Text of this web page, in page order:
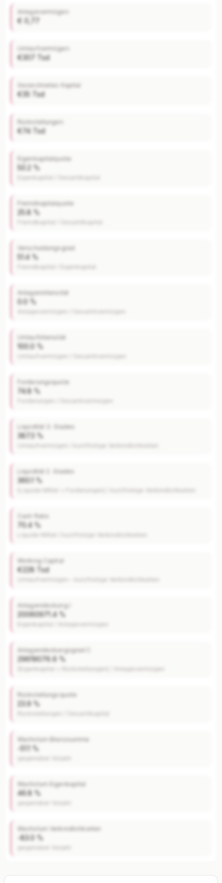
Anlagevermögen
€ 0,77
Umlaufvermögen
€307 Tsd
Gezeichnetes Kapital
€35 Tsd
Rückstellungen
€74 Tsd
Eigenkapitalquote
50.2 %
Fremdkapitalquote
25.8 %
Verschuldungsgrad
51.4 %
Anlagenintensität
0.0 %
Umlaufintensität
100.0 %
Forderungsquote
74.8 %
Liquidität 3. Grades
387.3 %
Liquidität 2. Grades
360.1 %
Cash Ratio
70.4 %
Working Capital
€228 Tsd
Anlagendeckung I
20060971.4 %
Anlagendeckungsgrad C
29619076.6 %
Rückstellungsquote
23.9 %
Wachstum Bilanzsumme
-51.1 %
Wachstum Eigenkapital
46.8 %
Wachstum Verbindlichkeiten
-83.0 %